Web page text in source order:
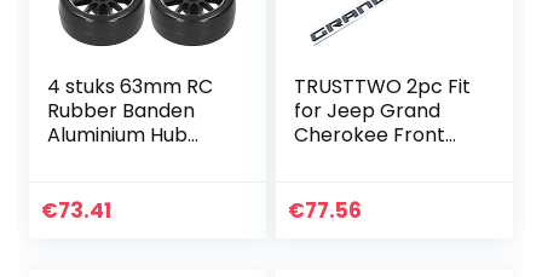
4 stuks 63mm RC
Rubber Banden
Aluminium Hub
Accessoires Fit
€73.41
TRUSTTWO 2pc Fit
for Jeep Grand
Cherokee Front
Naamplaat Badge
€77.56